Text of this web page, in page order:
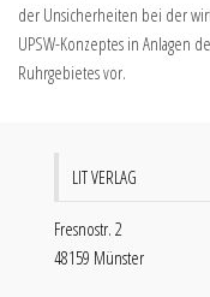
der Unsicherheiten bei der
UPSW-Konzeptes in Anlagen
Ruhrgebietes vor.
LIT VERLAG
Fresnostr. 2
48159 Münster